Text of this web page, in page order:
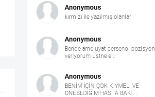
Anonymous
kırmızı ile yazılmış olanlar
Anonymous
Bende ameluyat persenol pozisyon
veriyorum ustne e...
Anonymous
BENİM İÇİN ÇOK KIYMELİ VE
ÖNESEDİĞİM HASTA BAKI...